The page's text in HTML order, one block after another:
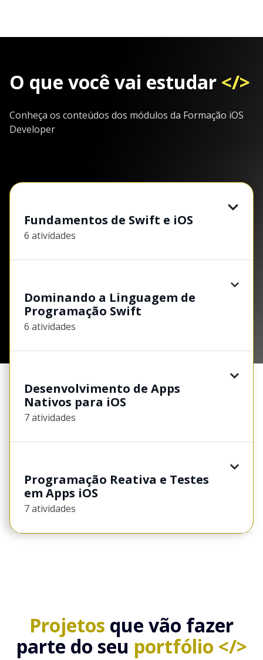
O que você vai estudar </>
Conheça os conteúdos dos módulos da Formação iOS
Developer
Fundamentos de Swift e iOS
6 atividades
Dominando a Linguagem de
Programação Swift
6 atividades
Desenvolvimento de Apps
Nativos para iOS
7 atividades
Programação Reativa e Testes
em Apps iOS
7 atividades
Projetos que vão fazer
parte do seu portfólio </>